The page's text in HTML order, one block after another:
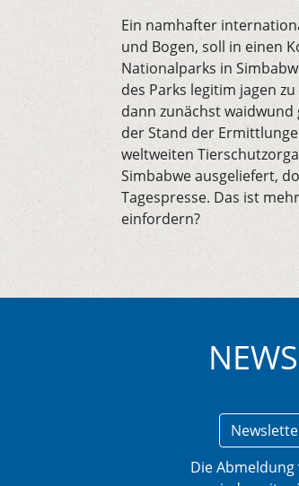
Ein namhafter
und Bogen, soll in einen
Nationalparks in
des Parks legitim jagen
dann zunächst
der Stand der
weltweiten
Simbabwe ausgeliefert,
Tagespresse. Das ist
einfordern?
Die